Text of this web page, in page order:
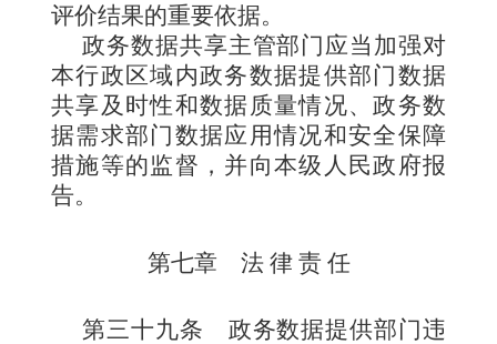
评价结果的重要依据。
政务数据共享主管部门应当加强对
本行政区域内政务数据提供部门数据
共享及时性和数据质量情况、政务数
据需求部门数据应用情况和安全保障
措施等的监督，并向本级人民政府报
告。
第七章 法 律 责 任
第三十九条 政务数据提供部门违